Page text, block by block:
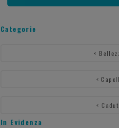
Categorie
<
<
<
In Evidenza